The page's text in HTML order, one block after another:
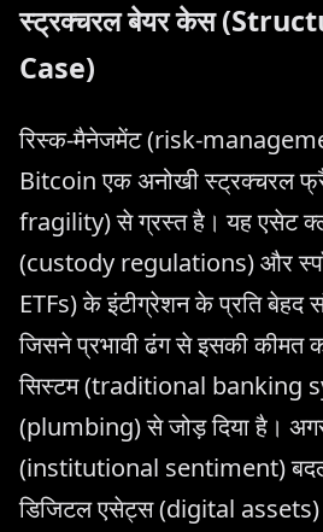
स्ट्रक्चरल बेयर केस
Case)
रिस्क-मैनेजमेंट (risk-
Bitcoin एक अनोखी स्ट्रक्चरल
fragility) से ग्रस्त है। यह एसेट
(custody regulations) और
ETFs) के इंटीग्रेशन के प्रति बेहद
जिसने प्रभावी ढंग से इसकी कीमत
सिस्टम (traditional banking
(plumbing) से जोड़ दिया है।
(institutional sentiment)
डिजिटल एसेट्स (digital assets)